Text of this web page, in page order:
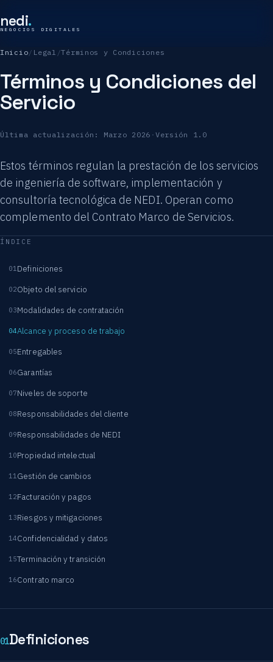
nedi.
NEGOCIOS DIGITALES
Inicio/ Legal /Términos y Condiciones
Términos y Condiciones del
Servicio
Última actualización: Marzo 2026 · Versión 1.0
Estos términos regulan la prestación de los servicios
de ingeniería de software, implementación y
consultoría tecnológica de NEDI. Operan como
complemento del Contrato Marco de Servicios.
ÍNDICE
Definiciones
Objeto del servicio
Modalidades de contratación
Alcance y proceso de trabajo
Entregables
Garantías
Niveles de soporte
Responsabilidades del cliente
Responsabilidades de NEDI
Propiedad intelectual
Gestión de cambios
Facturación y pagos
Riesgos y mitigaciones
Confidencialidad y datos
Terminación y transición
Contrato marco
01Definiciones